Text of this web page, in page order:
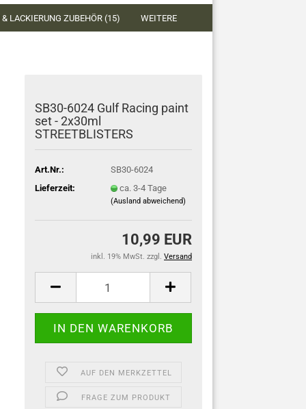
LACKIERUNG ZUBEHÖR (15) WEITERE
SB30-6024 Gulf Racing paint
set - 2x30ml
STREETBLISTERS
Art.Nr.:
SB30-6024
Lieferzeit:
ca. 3-4 Tage
(Ausland abweichend)
10,99 EUR
inkl. 19% MwSt. zzgl. Versand
AUF DEN MERKZETTEL
FRAGE ZUM PRODUKT